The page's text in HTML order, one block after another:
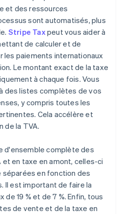
et des ressources
sont automatisés, plus
Stripe Taxpeut vous aider à
de calculer et de
les paiements internationaux
Le montant exact de la taxe
à chaque fois. Vous
des listes complètes de vos
y compris toutes les
Cela accélère et
de la TVA.
d'ensemble complète des
en taxe en amont, celles-ci
en fonction des
Il est important de faire la
19 % et de 7 %. Enfin, tous
de vente et de la taxe en